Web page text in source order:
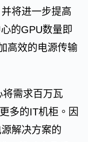
将进一步提高
的GPU数量即
高效的电源传输
需求百万瓦
多的IT机柜。因
解决方案的